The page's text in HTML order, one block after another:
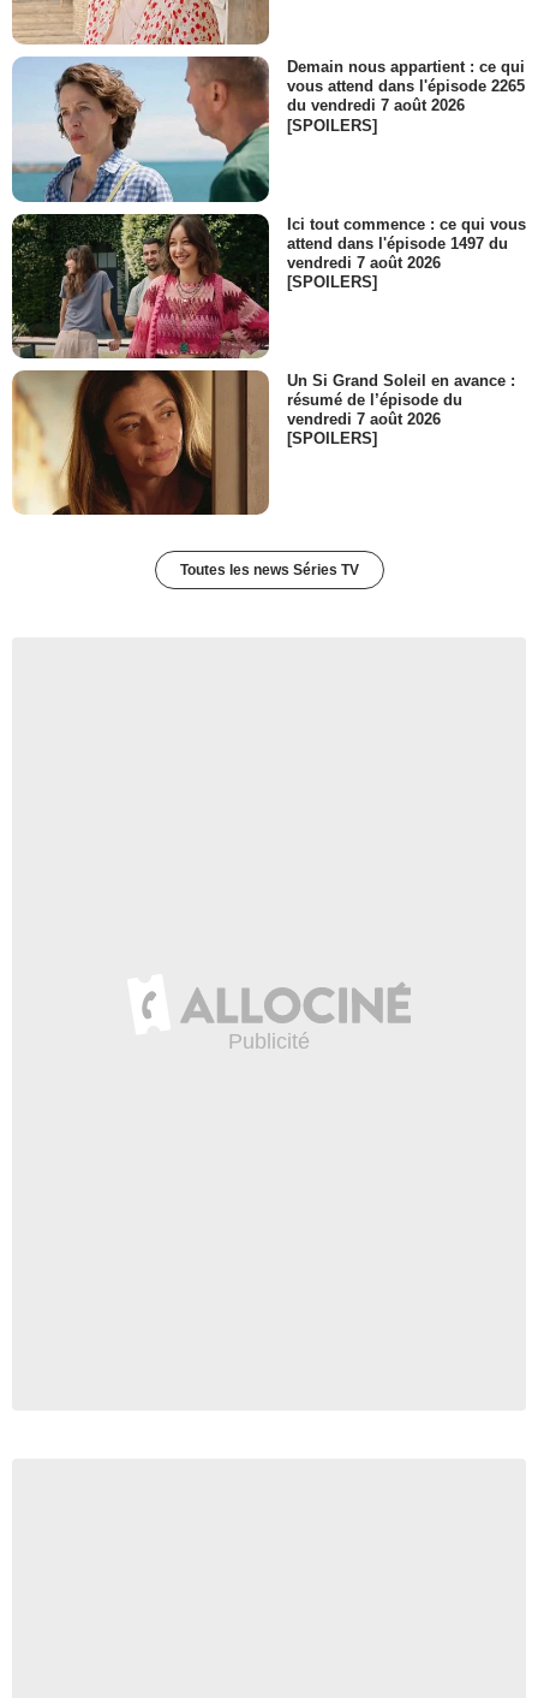
Demain nous appartient : ce qui
vous attend dans l'épisode 2265
du vendredi 7 août 2026
[SPOILERS]
Ici tout commence : ce qui vous
attend dans l'épisode 1497 du
vendredi 7 août 2026
[SPOILERS]
Un Si Grand Soleil en avance :
résumé de l’épisode du
vendredi 7 août 2026
[SPOILERS]
Toutes les news Séries TV